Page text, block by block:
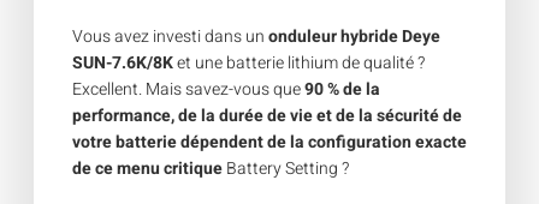
Vous avez investi dans unonduleur hybride Deye
SUN-7.6K/8Ket une batterie lithium de qualité ?
Excellent. Mais savez-vous que90 % de la
performance, de la durée de vie et de la sécurité de
votre batterie dépendent de la configuration exacte
de ce menu critiqueBattery Setting ?